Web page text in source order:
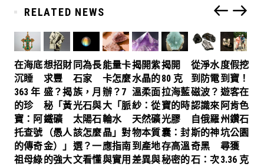
RELATED NEWS
在海底
沉睡
363 年
的珍
寶：阿
托查號
的傳奇
祖母綠
想招財
求豐
盛？揭
秘「黃
鐵礦
（愚人
金）」
的強大
同為長
石家
族，月
光石與
太陽石
該怎麼
選？一
文看懂
能量卡
卡怎麼
辦？7
大「脈
輪水
晶」對
應指南
與實用
揭開紫
水晶的
溫柔面
紗：從
天然礦
物本質
到產地
差異與
揭開
80 克
拉海藍
寶的時
光膠
囊：封
存高溫
秘密的
從淨水
到防電
磁波？
認識來
自俄羅
斯的神
奇黑
石：次
度假挖
到寶！
遊客在
阿肯色
州鑽石
坑公園
尋獲
3.36 克